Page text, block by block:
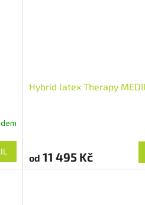
Hybrid latex Therapy
od 11 495 Kč